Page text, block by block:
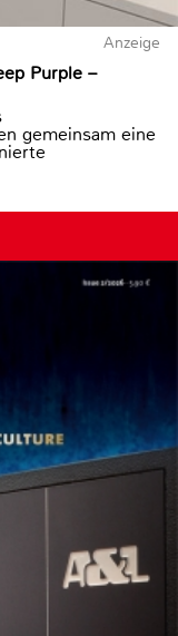
Anzeige
Purple –
gemeinsam eine